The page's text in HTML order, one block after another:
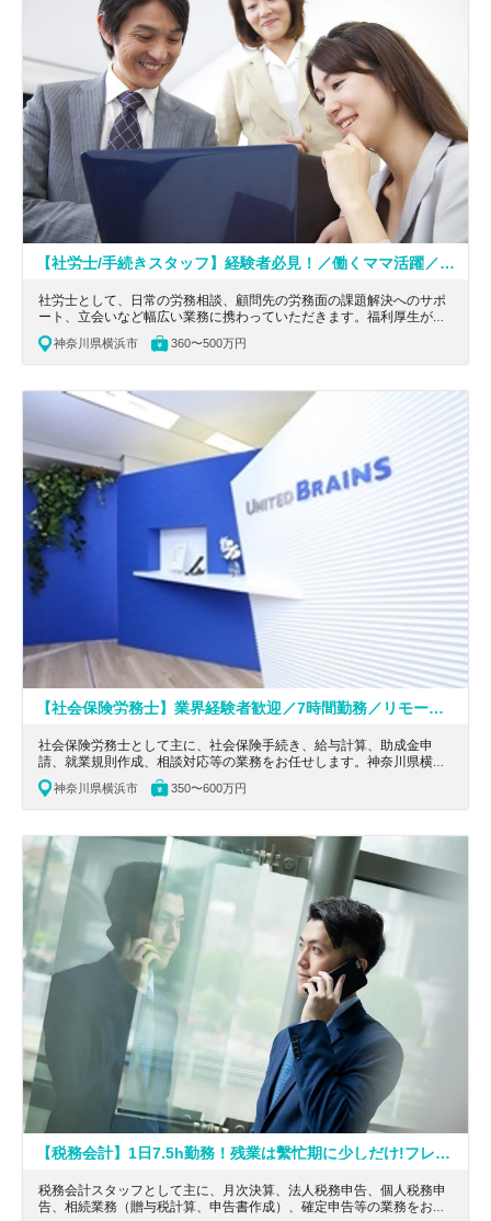
【社労士/手続きスタッフ】経験者必見！／働くママ活躍／「全力でバカ真面目にエールをおくる」という経営理念のもと、地域の中小企業をメインに支援している社会保険労務士法人
社労士として、日常の労務相談、顧問先の労務面の課題解決へのサポ
ート、立会いなど幅広い業務に携わっていただきます。福利厚生が充
実しており、研修制度も整っています。神奈川県横浜市にある、「全
力でバカ真面目にエールをおくる」という経営理念のもと、地域の中
小企業をメインに支援している社会保険労務士法人の求人です。
神奈川県横浜市 360〜500万円
【社会保険労務士】業界経験者歓迎／7時間勤務／リモートワーク可／キャリアアップを目指したい方大歓迎の事務所
社会保険労務士として主に、社会保険手続き、給与計算、助成金申
請、就業規則作成、相談対応等の業務をお任せします。神奈川県横浜
市にある、7時間勤務のキャリアアップを目指したい方大歓迎の事務
所の求人です。
神奈川県横浜市 350〜600万円
【税務会計】1日7.5h勤務！残業は繫忙期に少しだけ!フレックスタイム導入！リモート勤務可能！リクルートグループ出⾝の代表が作る⾵通しの良い組織⾵⼟の税理士事務所
税務会計スタッフとして主に、月次決算、法人税務申告、個人税務申
告、相続業務（贈与税計算、申告書作成）、確定申告等の業務をお任